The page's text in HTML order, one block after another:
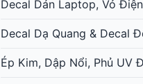
Decal Dán Laptop, Vỏ
Decal Dạ Quang & Decal
Ép Kim, Dập Nổi, Phủ UV